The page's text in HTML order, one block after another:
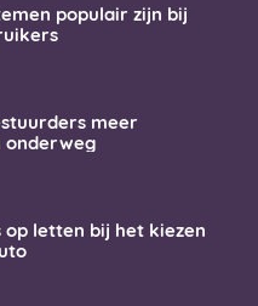
populair zijn bij
meer
letten bij het kiezen